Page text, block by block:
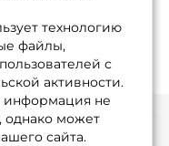
технологию
файлы,
с
активности.
не
однако может
сайта.